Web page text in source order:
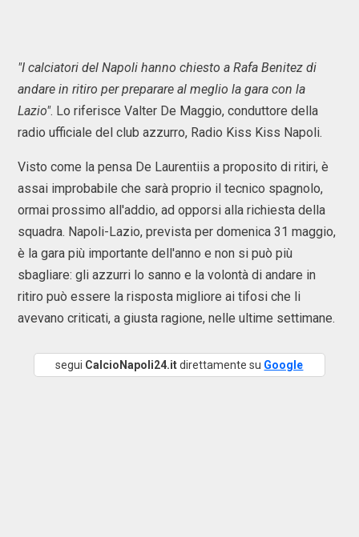
"I calciatori del Napoli hanno chiesto a Rafa Benitez di
andare in ritiro per preparare al meglio la gara con la
Lazio". Lo riferisce Valter De Maggio, conduttore della
radio ufficiale del club azzurro, Radio Kiss Kiss Napoli.
Visto come la pensa De Laurentiis a proposito di ritiri, è
assai improbabile che sarà proprio il tecnico spagnolo,
ormai prossimo all'addio, ad opporsi alla richiesta della
squadra. Napoli-Lazio, prevista per domenica 31 maggio,
è la gara più importante dell'anno e non si può più
sbagliare: gli azzurri lo sanno e la volontà di andare in
ritiro può essere la risposta migliore ai tifosi che li
avevano criticati, a giusta ragione, nelle ultime settimane.
segui CalcioNapoli24.itdirettamente su Google